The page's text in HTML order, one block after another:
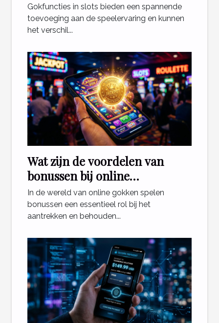
Gokfuncties in slots bieden een spannende
toevoeging aan de speelervaring en kunnen
het verschil...
Wat zijn de voordelen van
bonussen bij online
gokplatforms?
In de wereld van online gokken spelen
bonussen een essentieel rol bij het
aantrekken en behouden...